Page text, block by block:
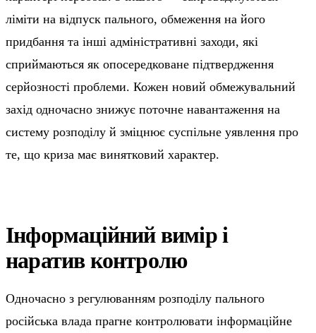
ліміти на відпуск пального, обмеження на його
придбання та інші адміністративні заходи, які
сприймаються як опосередковане підтвердження
серйозності проблеми. Кожен новий обмежувальний
захід одночасно знижує поточне навантаження на
систему розподілу й зміцнює суспільне уявлення про
те, що криза має винятковий характер.
Інформаційний вимір і
наратив контролю
Одночасно з регулюванням розподілу пального
російська влада прагне контролювати інформаційне